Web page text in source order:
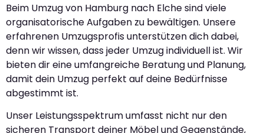
Beim Umzug von Hamburg nach Elche sind viele
organisatorische Aufgaben zu bewältigen. Unsere
erfahrenen Umzugsprofis unterstützen dich dabei,
denn wir wissen, dass jeder Umzug individuell ist. Wir
bieten dir eine umfangreiche Beratung und Planung,
damit dein Umzug perfekt auf deine Bedürfnisse
abgestimmt ist.
Unser Leistungsspektrum umfasst nicht nur den
sicheren Transport deiner Möbel und Gegenstände,